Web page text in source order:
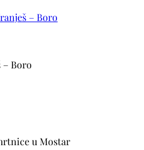
– Boro
– Boro
u Mostar